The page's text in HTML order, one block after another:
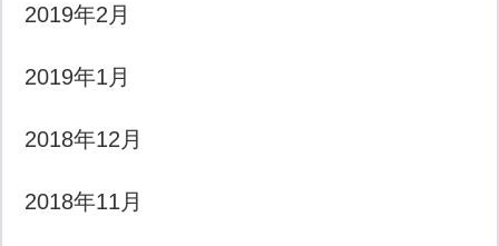
2019年2月
2019年1月
2018年12月
2018年11月